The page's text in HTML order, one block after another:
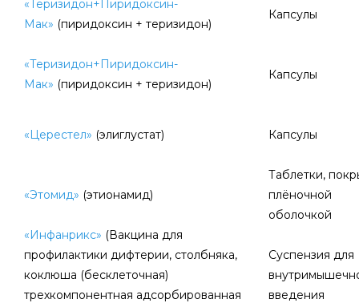
«Теризидон+Пиридоксин-
Мак» (пиридоксин + теризидон)
Капсулы
«Теризидон+Пиридоксин-
Мак» (пиридоксин + теризидон)
Капсулы
«Церестел» (элиглустат) Капсулы
«Этомид» (этионамид)
Таблетки,
плёночной
оболочкой
«Инфанрикс» (Вакцина для
профилактики дифтерии, столбняка,
коклюша (бесклеточная)
трехкомпонентная адсорбированная
Суспензия для
введения